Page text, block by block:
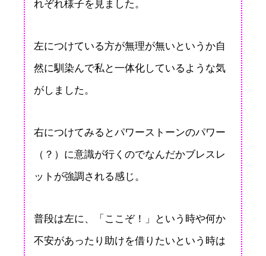
れぞれ様子を見ました。
左につけている方が無理が無いというか自
然に馴染んで私と一体化しているような気
がしました。
右につけてみるとパワーストーンのパワー
（？）に意識が行くのでなんだかブレスレ
ットが強調される感じ。
普段は左に、「ここぞ！」という時や何か
不安があったり助けを借りたいという時は